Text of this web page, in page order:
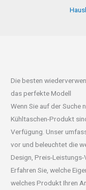
Die besten
das perfekte Modell
Wenn Sie auf der Suche
Kühltaschen-Produkt
Verfügung. Unser
vor und beleuchtet die
Design, Preis-Leistungs-
Erfahren Sie, welche
welches Produkt Ihren